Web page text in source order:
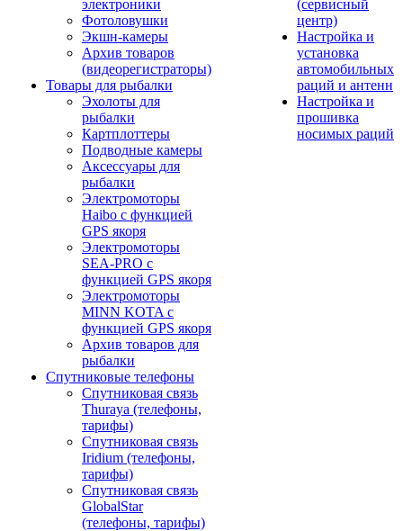
электроники
Фотоловушки
Экшн-камеры
Архив товаров
(видеорегистраторы)
Товары для рыбалки
Эхолоты для
рыбалки
Картплоттеры
Подводные камеры
Аксессуары для
рыбалки
Электромоторы
Haibo с функцией
GPS якоря
Электромоторы
SEA-PRO с
функцией GPS якоря
Электромоторы
MINN KOTA с
функцией GPS якоря
Архив товаров для
рыбалки
Спутниковые телефоны
Спутниковая связь
Thuraya (телефоны,
тарифы)
Спутниковая связь
Iridium (телефоны,
тарифы)
Спутниковая связь
GlobalStar
(телефоны, тарифы)
(сервисный
центр)
Настройка и
установка
автомобильных
раций и антенн
Настройка и
прошивка
носимых раций